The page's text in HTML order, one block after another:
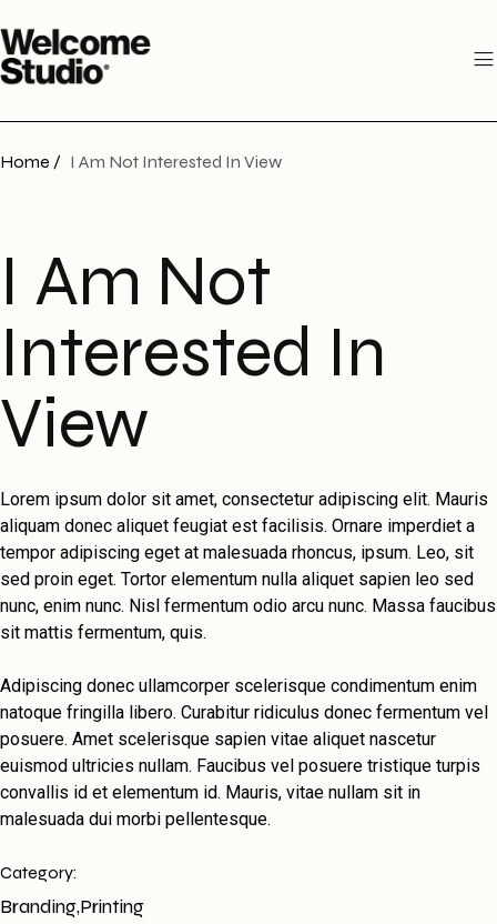
Home / I Am Not Interested In View
I Am Not
Interested In
View
Lorem ipsum dolor sit amet, consectetur adipiscing elit. Mauris
aliquam donec aliquet feugiat est facilisis. Ornare imperdiet a
tempor adipiscing eget at malesuada rhoncus, ipsum. Leo, sit
sed proin eget. Tortor elementum nulla aliquet sapien leo sed
nunc, enim nunc. Nisl fermentum odio arcu nunc. Massa faucibus
sit mattis fermentum, quis.
Adipiscing donec ullamcorper scelerisque condimentum enim
natoque fringilla libero. Curabitur ridiculus donec fermentum vel
posuere. Amet scelerisque sapien vitae aliquet nascetur
euismod ultricies nullam. Faucibus vel posuere tristique turpis
convallis id et elementum id. Mauris, vitae nullam sit in
malesuada dui morbi pellentesque.
Category:
Branding,Printing